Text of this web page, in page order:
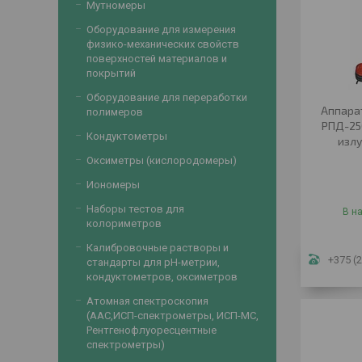
РПД-
В
+375
Мутномеры
Оборудование для измерения
физико-механических свойств
поверхностей материалов и
покрытий
Оборудование для переработки
полимеров
Кондуктометры
Оксиметры (кислородомеры)
Иономеры
Наборы тестов для
колориметров
Калибровочные растворы и
стандарты для рН-метрии,
кондуктометров, оксиметров
Атомная спектроскопия
(ААС,ИСП-спектрометры, ИСП-МС,
Рентгенофлуоресцентные
спектрометры)